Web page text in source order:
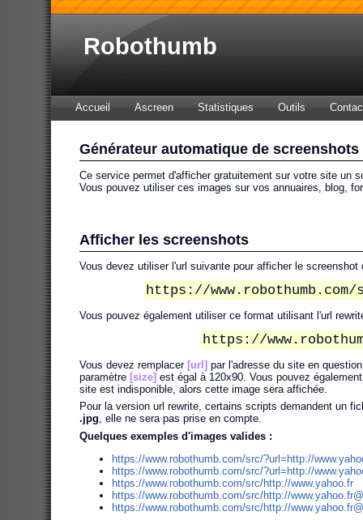
Robothumb
Accueil Ascreen Statistiques Outils
Générateur automatique de screenshots
Ce service permet d'afficher gratuitement sur votre site un
Vous pouvez utiliser ces images sur vos annuaires, blog,
Afficher les screenshots
Vous devez utiliser l'url suivante pour afficher le screenshot
https://
Vous pouvez également utiliser ce format utilisant l'url
https://
Vous devez remplacer [url]par l'adresse du site en
paramètre [size]est égal à 120x90. Vous pouvez
site est indisponible, alors cette image sera affichée.
Pour la version url rewrite, certains scripts demandent un
.jpg, elle ne sera pas prise en compte.
Quelques exemples d'images valides :
https://www.robothumb.com/src/?url=http://
https://www.robothumb.com/src/?url=http://
https://www.robothumb.com/src/http://www.yahoo.fr
https://www.robothumb.com/src/http://
https://www.robothumb.com/src/http://